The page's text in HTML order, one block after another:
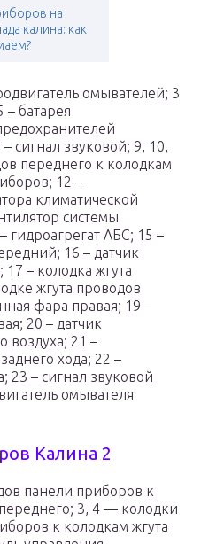
на
калина: как
омывателей; 3
– батарея
сигнал звуковой; 9, 10,
переднего к колодкам
12 –
климатической
системы
гидроагрегат АБС; 15 –
16 – датчик
– колодка жгута
жгута проводов
фара правая; 19 –
20 – датчик
воздуха; 21 –
хода; 22 –
23 – сигнал звуковой
омывателя
Калина 2
панели приборов к
3, 4 — колодки
к колодкам жгута